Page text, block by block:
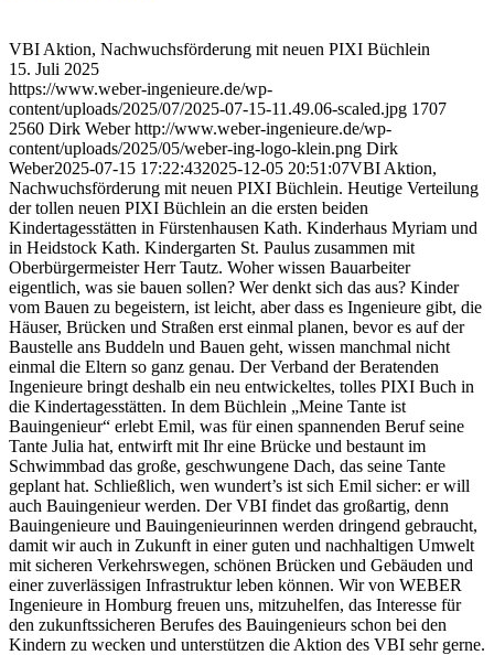
VBI Aktion, Nachwuchsförderung mit neuen PIXI Büchlein
15. Juli 2025
https://www.weber-ingenieure.de/wp-
content/uploads/2025/07/2025-07-15-11.49.06-scaled.jpg 1707
2560 Dirk Weber http://www.weber-ingenieure.de/wp-
content/uploads/2025/05/weber-ing-logo-klein.png Dirk
Weber2025-07-15 17:22:432025-12-05 20:51:07VBI Aktion,
Nachwuchsförderung mit neuen PIXI Büchlein. Heutige Verteilung
der tollen neuen PIXI Büchlein an die ersten beiden
Kindertagesstätten in Fürstenhausen Kath. Kinderhaus Myriam und
in Heidstock Kath. Kindergarten St. Paulus zusammen mit
Oberbürgermeister Herr Tautz. Woher wissen Bauarbeiter
eigentlich, was sie bauen sollen? Wer denkt sich das aus? Kinder
vom Bauen zu begeistern, ist leicht, aber dass es Ingenieure gibt, die
Häuser, Brücken und Straßen erst einmal planen, bevor es auf der
Baustelle ans Buddeln und Bauen geht, wissen manchmal nicht
einmal die Eltern so ganz genau. Der Verband der Beratenden
Ingenieure bringt deshalb ein neu entwickeltes, tolles PIXI Buch in
die Kindertagesstätten. In dem Büchlein „Meine Tante ist
Bauingenieur“ erlebt Emil, was für einen spannenden Beruf seine
Tante Julia hat, entwirft mit Ihr eine Brücke und bestaunt im
Schwimmbad das große, geschwungene Dach, das seine Tante
geplant hat. Schließlich, wen wundert’s ist sich Emil sicher: er will
auch Bauingenieur werden. Der VBI findet das großartig, denn
Bauingenieure und Bauingenieurinnen werden dringend gebraucht,
damit wir auch in Zukunft in einer guten und nachhaltigen Umwelt
mit sicheren Verkehrswegen, schönen Brücken und Gebäuden und
einer zuverlässigen Infrastruktur leben können. Wir von WEBER
Ingenieure in Homburg freuen uns, mitzuhelfen, das Interesse für
den zukunftssicheren Berufes des Bauingenieurs schon bei den
Kindern zu wecken und unterstützen die Aktion des VBI sehr gerne.